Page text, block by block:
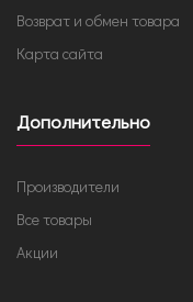
Возврат и обмен товара
Карта сайта
Дополнительно
Производители
Все товары
Акции